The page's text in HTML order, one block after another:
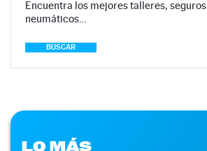
Encuentra los mejores talleres,
neumáticos…
BUSCAR
LO MÁS